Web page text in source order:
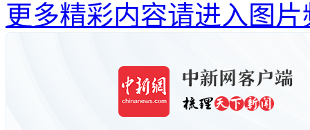
更多精彩内容请进入图片